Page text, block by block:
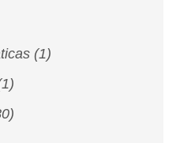
(1)